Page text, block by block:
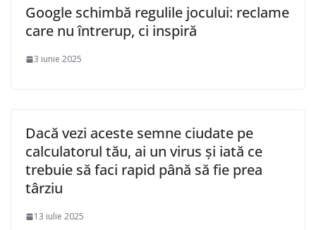
Google schimbă regulile jocului: reclame
care nu întrerup, ci inspiră
3 iunie 2025
Dacă vezi aceste semne ciudate pe
calculatorul tău, ai un virus și iată ce
trebuie să faci rapid până să fie prea
târziu
13 iulie 2025